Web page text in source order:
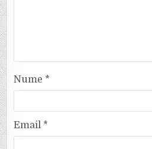
Nume *
Email *